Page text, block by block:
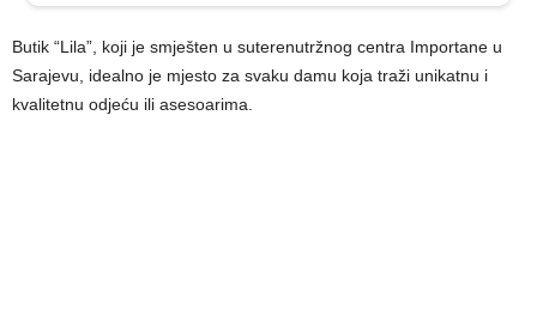
Butik “Lila”, koji je smješten u suterenutržnog centra Importane u
Sarajevu, idealno je mjesto za svaku damu koja traži unikatnu i
kvalitetnu odjeću ili asesoarima.